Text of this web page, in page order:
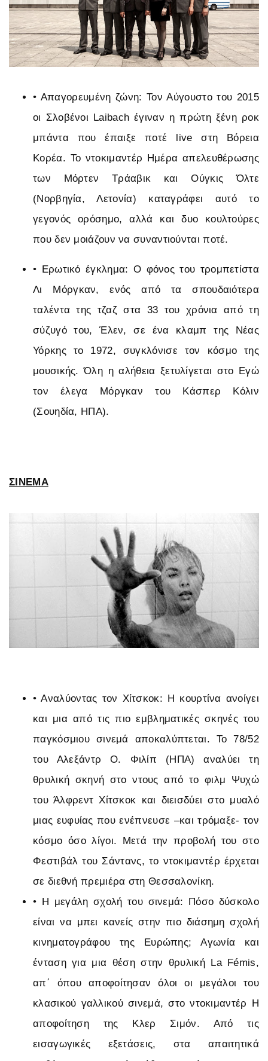
• Απαγορευμένη ζώνη: Τον Αύγουστο του 2015
οι Σλοβένοι Laibach έγιναν η πρώτη ξένη ροκ
μπάντα που έπαιξε ποτέ live στη Βόρεια
Κορέα. Το ντοκιμαντέρ Ημέρα απελευθέρωσης
των Μόρτεν Τράαβικ και Ούγκις Όλτε
(Νορβηγία, Λετονία) καταγράφει αυτό το
γεγονός ορόσημο, αλλά και δυο κουλτούρες
που δεν μοιάζουν να συναντιούνται ποτέ.
•
Ερωτικό έγκλημα: Ο φόνος του τρομπετίστα
Λι Μόργκαν, ενός από τα σπουδαιότερα
ταλέντα της τζαζ στα 33 του χρόνια από τη
σύζυγό του, Έλεν, σε ένα κλαμπ της Νέας
Υόρκης το 1972, συγκλόνισε τον κόσμο της
μουσικής. Όλη η αλήθεια ξετυλίγεται στο Εγώ
τον έλεγα Μόργκαν του Κάσπερ Κόλιν
(Σουηδία, ΗΠΑ).
ΣΙΝΕΜΑ
• Αναλύοντας τον Χίτσκοκ: Η κουρτίνα ανοίγει
και μια από τις πιο εμβληματικές σκηνές του
παγκόσμιου σινεμά αποκαλύπτεται. Το 78/52
του Αλεξάντρ Ο. Φιλίπ (ΗΠΑ) αναλύει τη
θρυλική σκηνή στο ντους από το φιλμ Ψυχώ
του Άλφρεντ Χίτσκοκ και διεισδύει στο μυαλό
μιας ευφυίας που ενέπνευσε –και τρόμαξε- τον
κόσμο όσο λίγοι. Μετά την προβολή του στο
Φεστιβάλ του Σάντανς, το ντοκιμαντέρ έρχεται
σε διεθνή πρεμιέρα στη Θεσσαλονίκη.
• Η μεγάλη σχολή του σινεμά: Πόσο δύσκολο
είναι να μπει κανείς στην πιο διάσημη σχολή
κινηματογράφου της Ευρώπης; Αγωνία και
ένταση για μια θέση στην θρυλική La Fémis,
απ΄ όπου αποφοίτησαν όλοι οι μεγάλοι του
κλασικού γαλλικού σινεμά, στο ντοκιμαντέρ Η
αποφοίτηση της Κλερ Σιμόν. Από τις
εισαγωγικές εξετάσεις, στα απαιτητικά